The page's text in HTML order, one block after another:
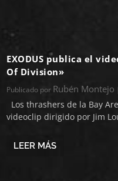
EXODUS publica el
Of Division»
Publicado por Rubén Montejo
Los thrashers de la Bay
videoclip dirigido por Jim
LEER MÁS